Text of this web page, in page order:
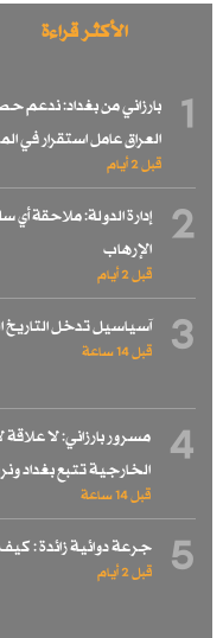
الأكثر قراءة
1
بارزاني من بغداد: ندعم
العراق عامل استقرار في
قبل 2 أيام
2
إدارة الدولة: ملاحقة
الإرهاب
قبل 2 أيام
3 آسياسيل تدخل التاريخ
قبل 14 ساعة
4
مسرور بارزاني: لا
الخارجية تتبع بغداد
قبل 14 ساعة
5 جرعة دوائية زائدة :
قبل 2 أيام